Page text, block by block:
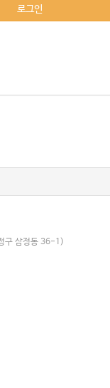
로그인
구 삼정동 36-1)